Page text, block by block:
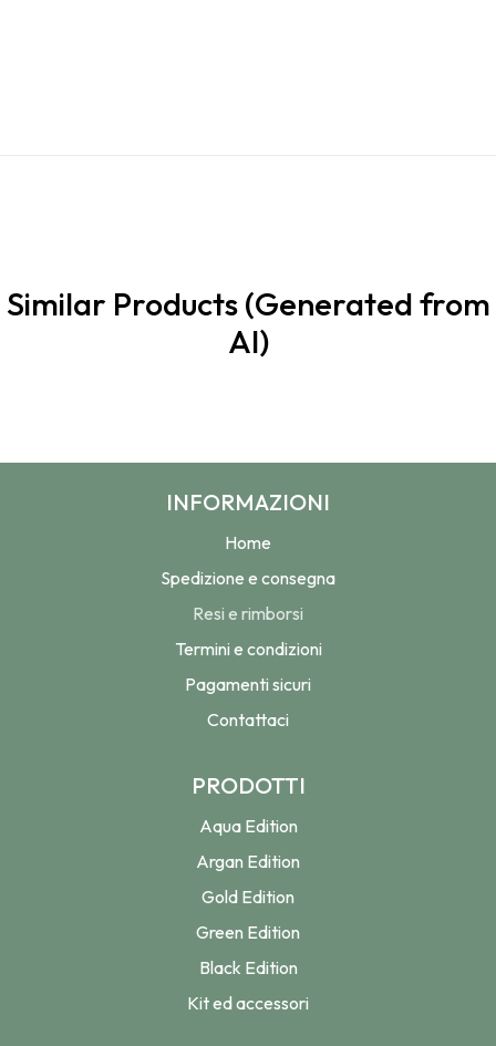
Similar Products (Generated from
AI)
INFORMAZIONI
Home
Spedizione e consegna
Resi e rimborsi
Termini e condizioni
Pagamenti sicuri
Contattaci
PRODOTTI
Aqua Edition
Argan Edition
Gold Edition
Green Edition
Black Edition
Kit ed accessori